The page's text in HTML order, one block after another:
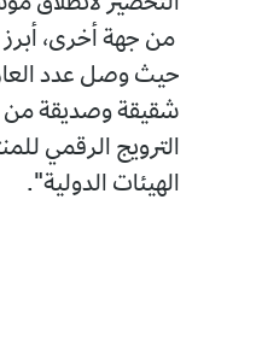
من جهة أخرى، أبرز البيان
الترويج الرقمي للمنتوجات
الهيئات الدولية".